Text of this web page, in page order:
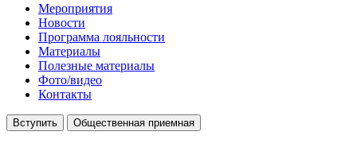
Мероприятия
Новости
Программа лояльности
Материалы
Полезные материалы
Фото/видео
Контакты
Вступить Общественная приемная